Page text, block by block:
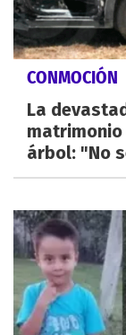
CONMOCIÓN
La
árbol: "No